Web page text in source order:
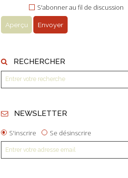
S'abonner au fil de discussion
RECHERCHER
NEWSLETTER
S'inscrire Se désinscrire